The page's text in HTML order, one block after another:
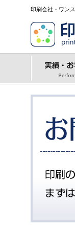
印刷会社・ワン